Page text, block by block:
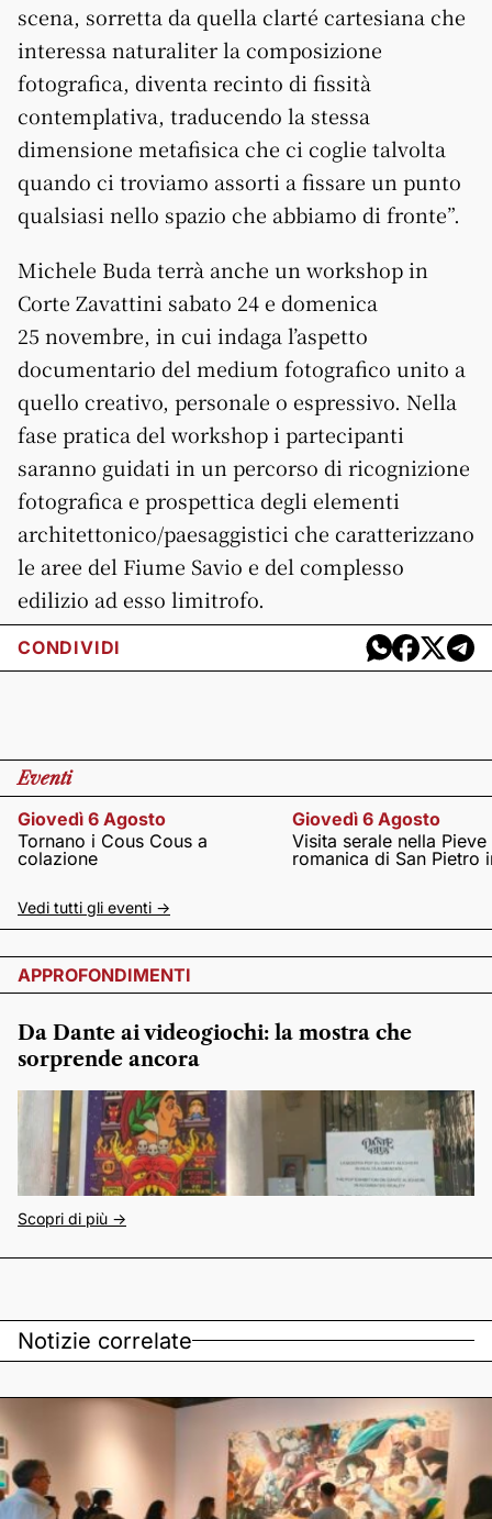
scena, sorretta da quella clarté cartesiana che
interessa naturaliter la composizione
fotografica, diventa recinto di fissità
contemplativa, traducendo la stessa
dimensione metafisica che ci coglie talvolta
quando ci troviamo assorti a fissare un punto
qualsiasi nello spazio che abbiamo di fronte”.
Michele Buda terrà anche un workshop in
Corte Zavattini sabato 24 e domenica
25 novembre, in cui indaga l’aspetto
documentario del medium fotografico unito a
quello creativo, personale o espressivo. Nella
fase pratica del workshop i partecipanti
saranno guidati in un percorso di ricognizione
fotografica e prospettica degli elementi
architettonico/paesaggistici che caratterizzano
le aree del Fiume Savio e del complesso
edilizio ad esso limitrofo.
CONDIVIDI
Eventi
Giovedì 6 Agosto
Tornano i Cous Cous a
colazione
Giovedì 6 Agosto
Visita serale nella Pieve
romanica di San Pietro
Vedi tutti gli eventi ->
APPROFONDIMENTI
Da Dante ai videogiochi: la mostra che
sorprende ancora
Scopri di più ->
Notizie correlate